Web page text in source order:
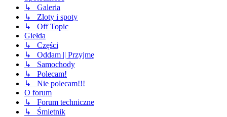
↳ Galeria
↳ Zloty i spoty
↳ Off Topic
Giełda
↳ Części
↳ Oddam || Przyjmę
↳ Samochody
↳ Polecam!
↳ Nie polecam!!!
O forum
↳ Forum techniczne
↳ Śmietnik